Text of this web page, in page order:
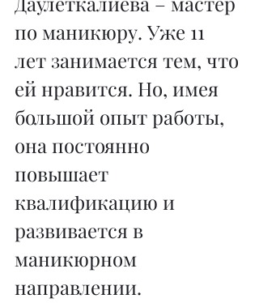
по маникюру. Уже 11
лет занимается тем, что
ей нравится. Но, имея
большой опыт работы,
она постоянно
повышает
квалификацию и
развивается в
маникюрном
направлении.